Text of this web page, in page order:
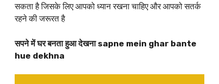
सकता है जिसके लिए आपको ध्यान रखना चाहिए और आपको सतर्क
रहने की जरूरत है
सपने में घर बनता हुआ देखना sapne mein ghar bante
hue dekhna